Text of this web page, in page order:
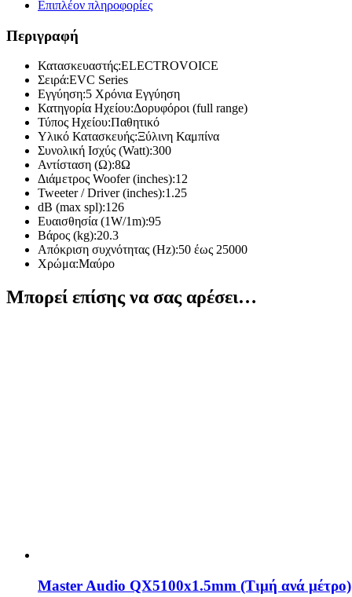
Επιπλέον πληροφορίες
Περιγραφή
Κατασκευαστής:ELECTROVOICE
Σειρά:EVC Series
Εγγύηση:5 Χρόνια Εγγύηση
Κατηγορία Ηχείου:Δορυφόροι (full range)
Τύπος Ηχείου:Παθητικό
Υλικό Κατασκευής:Ξύλινη Καμπίνα
Συνολική Ισχύς (Watt):300
Αντίσταση (Ω):8Ω
Διάμετρος Woofer (inches):12
Tweeter / Driver (inches):1.25
dB (max spl):126
Ευαισθησία (1W/1m):95
Βάρος (kg):20.3
Απόκριση συχνότητας (Hz):50 έως 25000
Χρώμα:Μαύρο
Μπορεί επίσης να σας αρέσει…
Master Audio QX5100x1.5mm (Τιμή ανά μέτρο)